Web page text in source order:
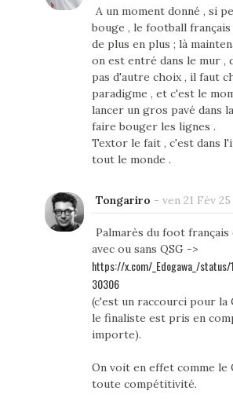
A un moment donné , si
bouge , le football
de plus en plus ; là
on est entré dans le mur ,
pas d'autre choix , il faut
paradigme , et c'est le
lancer un gros pavé dans
faire bouger les lignes .
Textor le fait , c'est dans
tout le monde .
Tongariro - ven 21 Fév
Palmarès du foot français
avec ou sans QSG ->
https://x.com/_Edogawa_/
30306
(c'est un raccourci pour la
le finaliste est pris en
importe).
On voit en effet comme le
toute compétitivité.